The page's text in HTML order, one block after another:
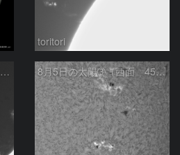
toritori
8月5日の太陽②（プロミネンス北東縁 ） 8月5日の太陽➂（西面 4502 C1.7フレア ）